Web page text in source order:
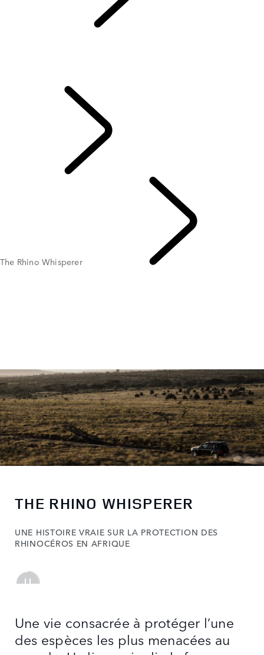
The Rhino Whisperer
THE RHINO WHISPERER
UNE HISTOIRE VRAIE SUR LA PROTECTION DES
RHINOCÉROS EN AFRIQUE
Une vie consacrée à protéger l’une
des espèces les plus menacées au